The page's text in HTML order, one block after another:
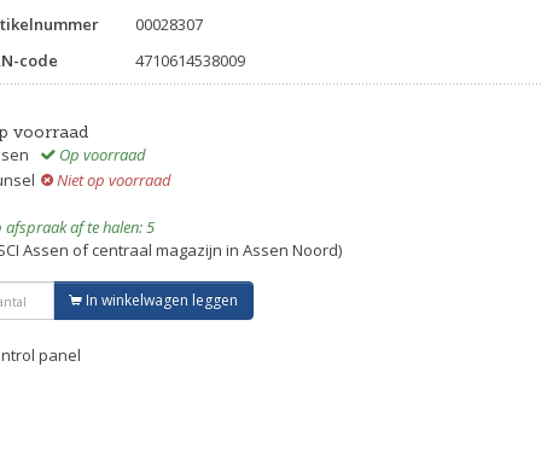
00028307
code
4710614538009
voorraad
Op voorraad
Niet op voorraad
afspraak af te halen: 5
Assen of centraal magazijn in Assen Noord)
In winkelwagen leggen
panel